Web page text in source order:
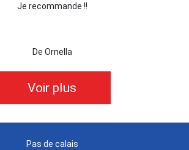
je recommande cette entreprise les yeux
Voir plus
Pas de calais